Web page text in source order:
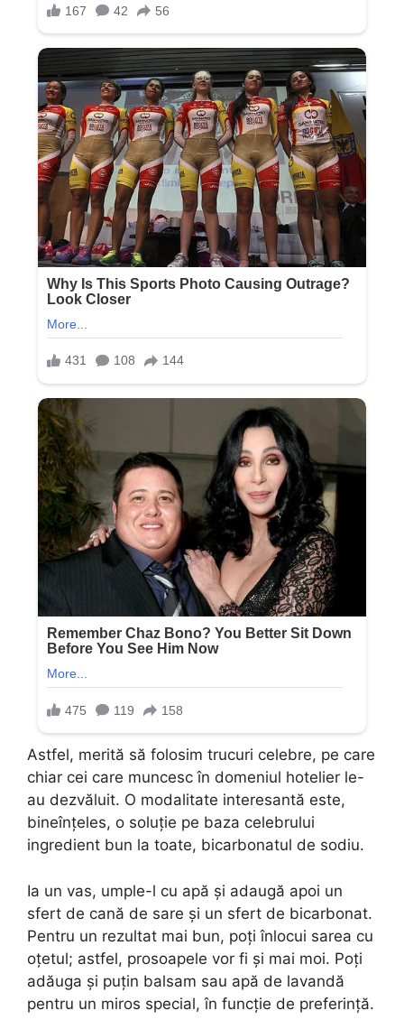
Astfel, merită să folosim trucuri celebre, pe care
chiar cei care muncesc în domeniul hotelier le-
au dezvăluit. O modalitate interesantă este,
bineînțeles, o soluție pe baza celebrului
ingredient bun la toate, bicarbonatul de sodiu.
Ia un vas, umple-l cu apă și adaugă apoi un
sfert de cană de sare și un sfert de bicarbonat.
Pentru un rezultat mai bun, poți înlocui sarea cu
oțetul; astfel, prosoapele vor fi și mai moi. Poți
adăuga și puțin balsam sau apă de lavandă
pentru un miros special, în funcție de preferință.